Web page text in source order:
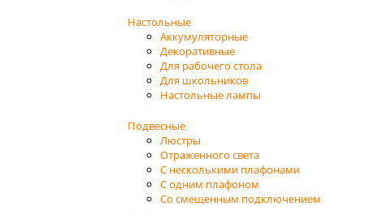
Настольные
Аккумуляторные
Декоративные
Для рабочего стола
Для школьников
Настольные лампы
Подвесные
Люстры
Отраженного света
С несколькими плафонами
С одним плафоном
Со смещенным подключением